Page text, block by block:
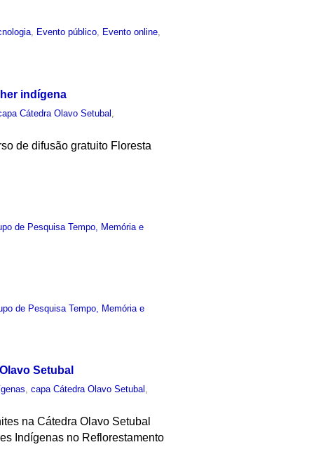
, Evento público, Evento online,
indígena
Cátedra Olavo Setubal ,
de difusão gratuito Floresta
de Pesquisa Tempo, Memória e
de Pesquisa Tempo, Memória e
Setubal
,capa Cátedra Olavo Setubal ,
na Cátedra Olavo Setubal
Indígenas no Reflorestamento